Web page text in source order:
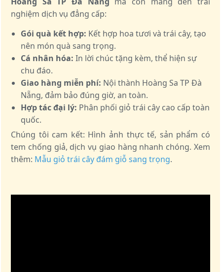
nghiệm dịch vụ đẳng cấp:
Gói quà kết hợp: Kết hợp hoa tươi và trái cây, tạo
nên món quà sang trọng.
Cá nhân hóa: In lời chúc tặng kèm, thể hiện sự
chu đáo.
Giao hàng miễn phí: Nội thành Hoàng Sa TP Đà
Nẵng, đảm bảo đúng giờ, an toàn.
Hợp tác đại lý: Phân phối giỏ trái cây cao cấp toàn
quốc.
Chúng tôi cam kết: Hình ảnh thực tế, sản phẩm có
tem chống giả, dịch vụ giao hàng nhanh chóng. Xem
thêm: Mẫu giỏ trái cây đám giỗ sang trọng.